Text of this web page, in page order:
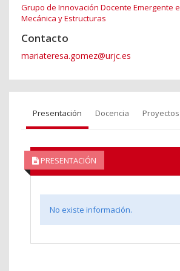
Grupo de Innovación Docente Emergente
Mecánica y Estructuras
Contacto
mariateresa.gomez@urjc.es
Presentación Docencia Proyectos
PRESENTACIÓN
No existe información.